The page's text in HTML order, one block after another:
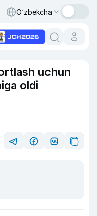
O‘zbekcha
uchun
oldi